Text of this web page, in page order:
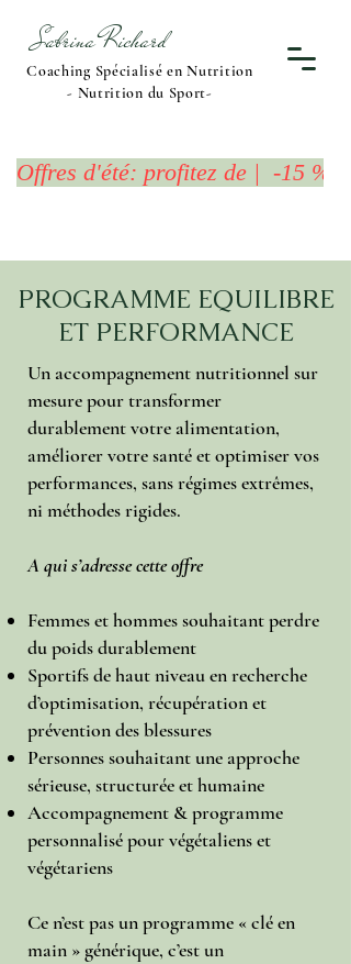
Offres d'été: profitez de |  -15
Sabrina Richard
Coaching Spécialisé en Nutrition
- Nutrition du Sport-
PROGRAMME EQUILIBRE
ET PERFORMANCE
Un accompagnement nutritionnel sur
mesure pour transformer
durablement votre alimentation,
améliorer votre santé et optimiser vos
performances, sans régimes extrêmes,
ni méthodes rigides.
A qui s’adresse cette offre
Femmes et hommes souhaitant perdre
du poids durablement
Sportifs de haut niveau en recherche
d’optimisation, récupération et
prévention des blessures
Personnes souhaitant une approche
sérieuse, structurée et humaine
Accompagnement & programme
personnalisé pour végétaliens et
végétariens
Ce n’est pas un programme « clé en
main » générique, c’est un